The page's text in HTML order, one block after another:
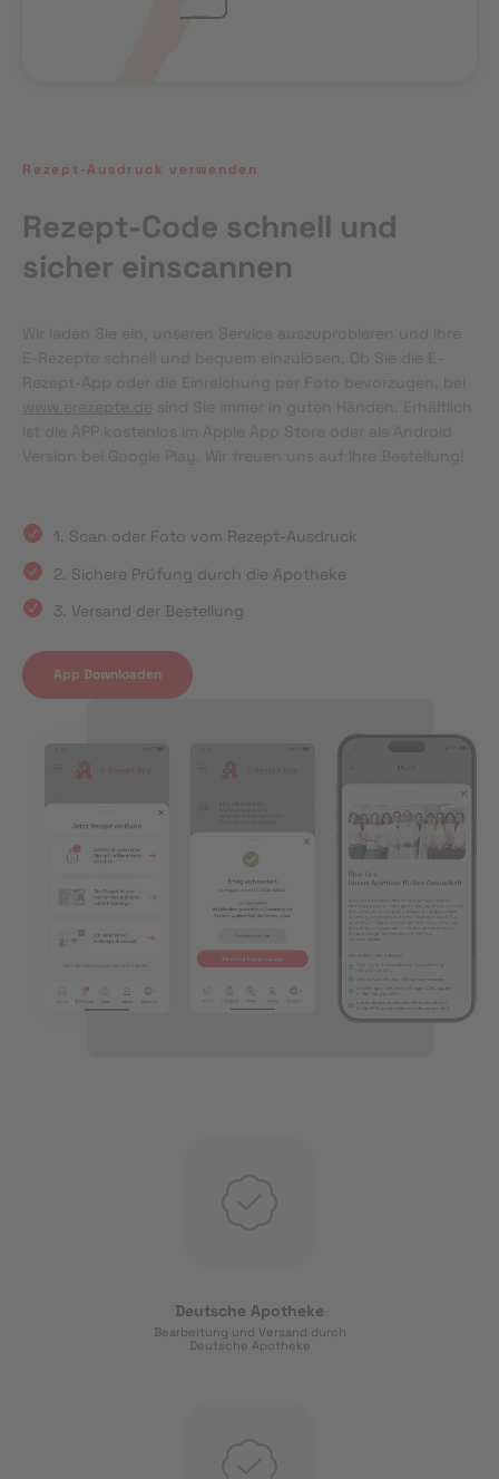
Rezept-Ausdruck verwenden
Rezept-Code schnell und
sicher einscannen
1. Scan oder Foto vom Rezept-Ausdruck
2. Sichere Prüfung durch die Apotheke
3. Versand der Bestellung
App Downloaden
Deutsche Apotheke
Bearbeitung und Versand durch
Deutsche Apotheke